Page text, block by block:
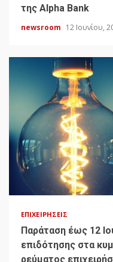
της Alpha Bank
newsroom 12 Ιουνίου,
ΕΠΙΧΕΙΡΉΣΕΙΣ
Παράταση έως 12
επιδότησης στα
ρεύματος